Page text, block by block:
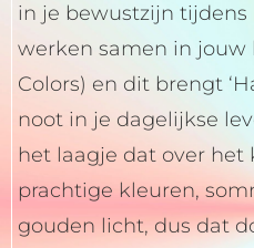
in je bewustzijn
werken samen in
Colors) en dit brengt
noot in je dagelijkse
het laagje dat over het
prachtige kleuren,
gouden licht, dus dat